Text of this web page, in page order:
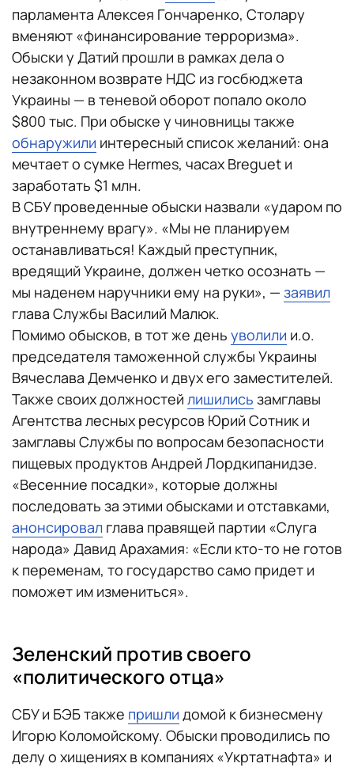
парламента Алексея Гончаренко, Столару
вменяют «финансирование терроризма».
Обыски у Датий прошли ​​в рамках дела о
незаконном возврате НДС из госбюджета
Украины — в теневой оборот попало около
$800 тыс. При обыске у чиновницы также
обнаружили интересный список желаний: она
мечтает о сумке Hermes, часах Breguet и
заработать $1 млн.
В СБУ проведенные обыски назвали «ударом по
внутреннему врагу». «Мы не планируем
останавливаться! Каждый преступник,
вредящий Украине, должен четко осознать —
мы наденем наручники ему на руки», — заявил
глава Службы Василий Малюк.
Помимо обысков, в тот же день уволили и.о.
председателя таможенной службы Украины
Вячеслава Демченко и двух его заместителей.
Также своих должностей лишились замглавы
Агентства лесных ресурсов Юрий Сотник и
замглавы Службы по вопросам безопасности
пищевых продуктов Андрей Лордкипанидзе.
«Весенние посадки», которые должны
последовать за этими обысками и отставками,
анонсировал глава правящей партии «Слуга
народа» Давид Арахамия: «Если кто-то не готов
к переменам, то государство само придет и
поможет им измениться».
Зеленский против своего
«политического отца»
СБУ и БЭБ также пришли домой к бизнесмену
Игорю Коломойскому. Обыски проводились по
делу о хищениях в компаниях «Укртатнафта» и